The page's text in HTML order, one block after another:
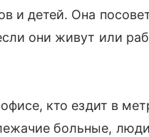
и детей. Она
они живут или
кто ездит в
больные,